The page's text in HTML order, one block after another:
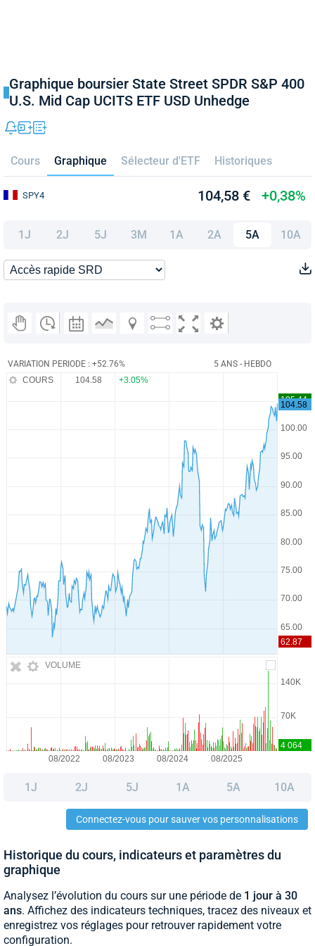
Graphique boursier State Street SPDR S&P 400
U.S. Mid Cap UCITS ETF USD Unhedge
Cours Graphique Sélecteur d'ETF Historiques
SPY4 104,58 € +0,38%
1J 2J 5J 3M 1A 2A 5A 10A
VARIATION PERIODE : +52.76% 5 ANS - HEBDO
VOLUME
COURS 104.58 +3.05%
1J 2J 5J 1A 5A 10A
Connectez-vous pour sauver vos personnalisations
Historique du cours, indicateurs et paramètres du
graphique
Analysez l’évolution du cours sur une période de 1 jour à 30
ans. Affichez des indicateurs techniques, tracez des niveaux et
enregistrez vos réglages pour retrouver rapidement votre
configuration.